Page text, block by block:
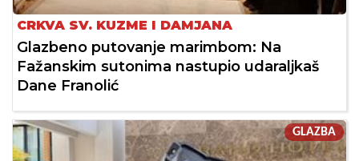
CRKVA SV. KUZME I DAMJANA
Glazbeno putovanje marimbom: Na
Fažanskim sutonima nastupio udaraljkaš
Dane Franolić
GLAZBA